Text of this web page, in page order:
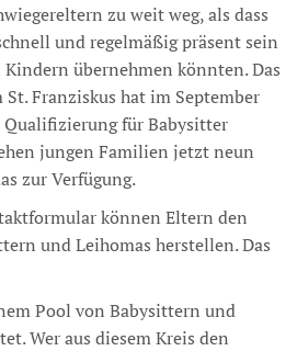
zu weit weg, als dass
und regelmäßig präsent sein
übernehmen könnten. Das
Franziskus hat im September
für Babysitter
jungen Familien jetzt neun
zur Verfügung.
können Eltern den
und Leihomas herstellen. Das
Pool von Babysittern und
Wer aus diesem Kreis den